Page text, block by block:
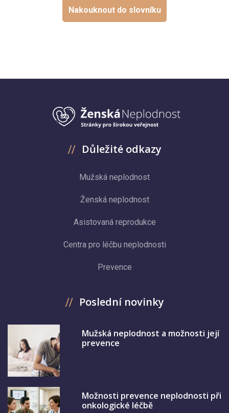
Nakouknout do slovníku
Důležité odkazy
Mužská neplodnost
Ženská neplodnost
Asistovaná reprodukce
Centra pro léčbu neplodnosti
Prevence
Poslední novinky
Mužská neplodnost a možnosti její
prevence
Možnosti prevence neplodnosti při
onkologické léčbě